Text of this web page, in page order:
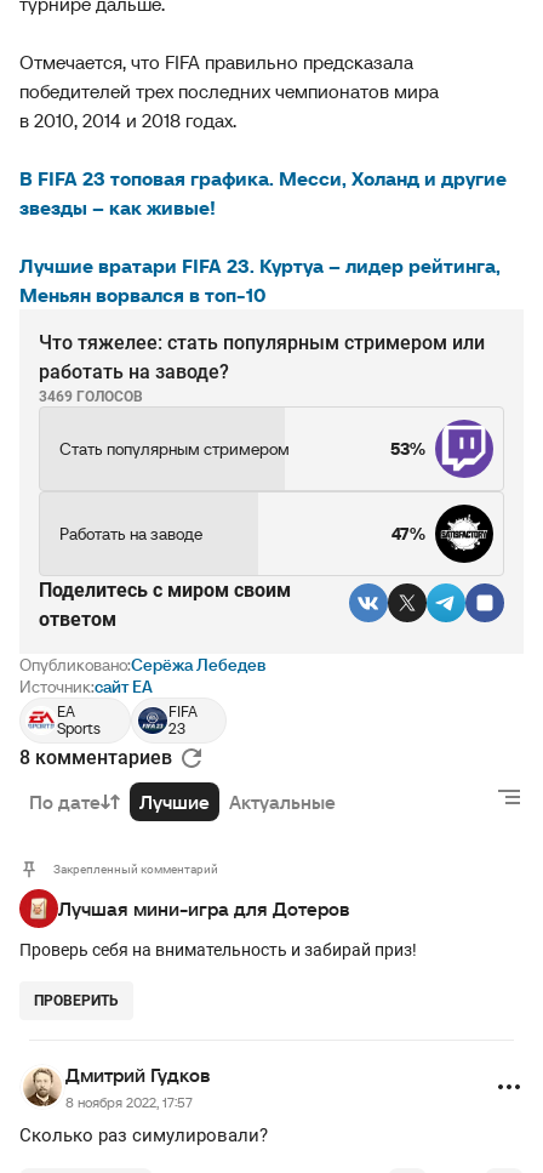
Отмечается, что FIFA правильно предсказала
победителей трех последних чемпионатов мира
в 2010, 2014 и 2018 годах.
В FIFA 23 топовая графика. Месси, Холанд и другие
звезды – как живые!
Лучшие вратари FIFA 23. Куртуа – лидер рейтинга,
Меньян ворвался в топ-10
Что тяжелее: стать популярным стримером или
работать на заводе?
3469 ГОЛОСОВ
Стать популярным стримером 53%
Работать на заводе 47%
Поделитесь c миром своим
ответом
Опубликовано:Серёжа Лебедев
Источник:сайт EA
EA
Sports
FIFA
23
8 комментариев
По дате Лучшие Актуальные
Закрепленный комментарий
Лучшая мини-игра для Дотеров
Проверь себя на внимательность и забирай приз!
ПРОВЕРИТЬ
Дмитрий Гудков
8 ноября 2022, 17:57
Сколько раз симулировали?